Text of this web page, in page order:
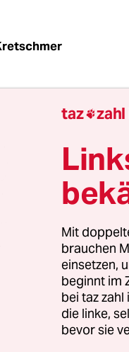
nicht einer
ist – und das,
drei Tage frei
einem staatlich
diesen
vor und nach
Arbeiterinnen
Durch die
taz 
Mit
brauchen
einsetzen,
beginnt im
bei taz
die linke,
bevor sie